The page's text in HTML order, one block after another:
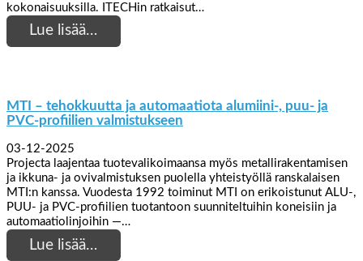
kokonaisuuksilla. ITECHin ratkaisut…
Lue lisää…
MTI – tehokkuutta ja automaatiota alumiini-, puu- ja
PVC-profiilien valmistukseen
03-12-2025
Projecta laajentaa tuotevalikoimaansa myös metallirakentamisen
ja ikkuna- ja ovivalmistuksen puolella yhteistyöllä ranskalaisen
MTI:n kanssa. Vuodesta 1992 toiminut MTI on erikoistunut ALU-,
PUU- ja PVC-profiilien tuotantoon suunniteltuihin koneisiin ja
automaatiolinjoihin —…
Lue lisää…